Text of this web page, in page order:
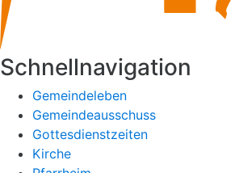
Schnellnavigation
Gemeindeleben
Gemeindeausschuss
Gottesdienstzeiten
Kirche